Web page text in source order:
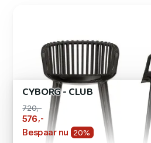
CYBORG - CLUB
720,-
576 ,-
Bespaar nu
20%